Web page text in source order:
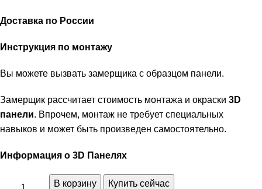
Доставка по России
Инструкция по монтажу
Вы можете вызвать замерщика с образцом панели.
Замерщик рассчитает стоимость монтажа и окраски 3D
панели. Впрочем, монтаж не требует специальных
навыков и может быть произведен самостоятельно.
Информация о 3D Панелях
В корзину Купить сейчас